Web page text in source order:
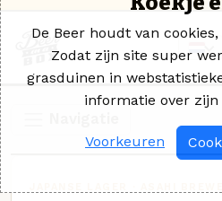
De Beer houdt van
Zodat zijn site super
grasduinen in
informatie over zijn
Voorkeuren